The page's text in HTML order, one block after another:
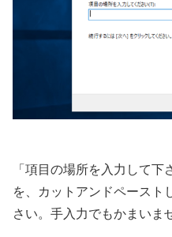
「項目の場所を入力して
を、カットアンドペースト
さい。手入力でもかまいま